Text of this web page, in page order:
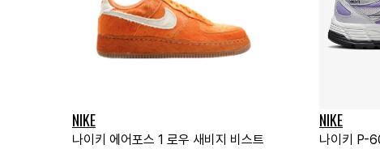
NIKE
나이키 에어포스 1 로우 새비지 비스트
NIKE
나이키 P-